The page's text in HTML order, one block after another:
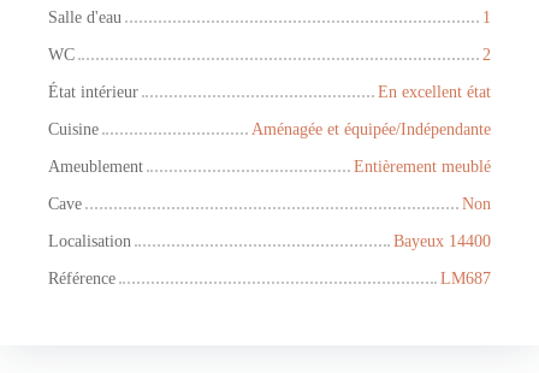
Salle d'eau
1
WC
2
État intérieur
En excellent état
Cuisine
Aménagée et équipée/Indépendante
Ameublement
Entièrement meublé
Cave
Non
Localisation
Bayeux 14400
Référence
LM687